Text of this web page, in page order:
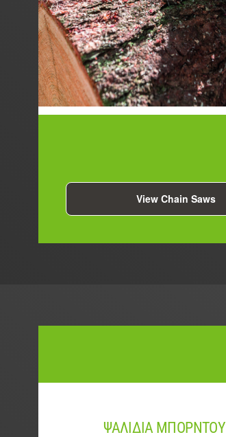
View Chain Saws
ΨΑΛΙΔΙΑ